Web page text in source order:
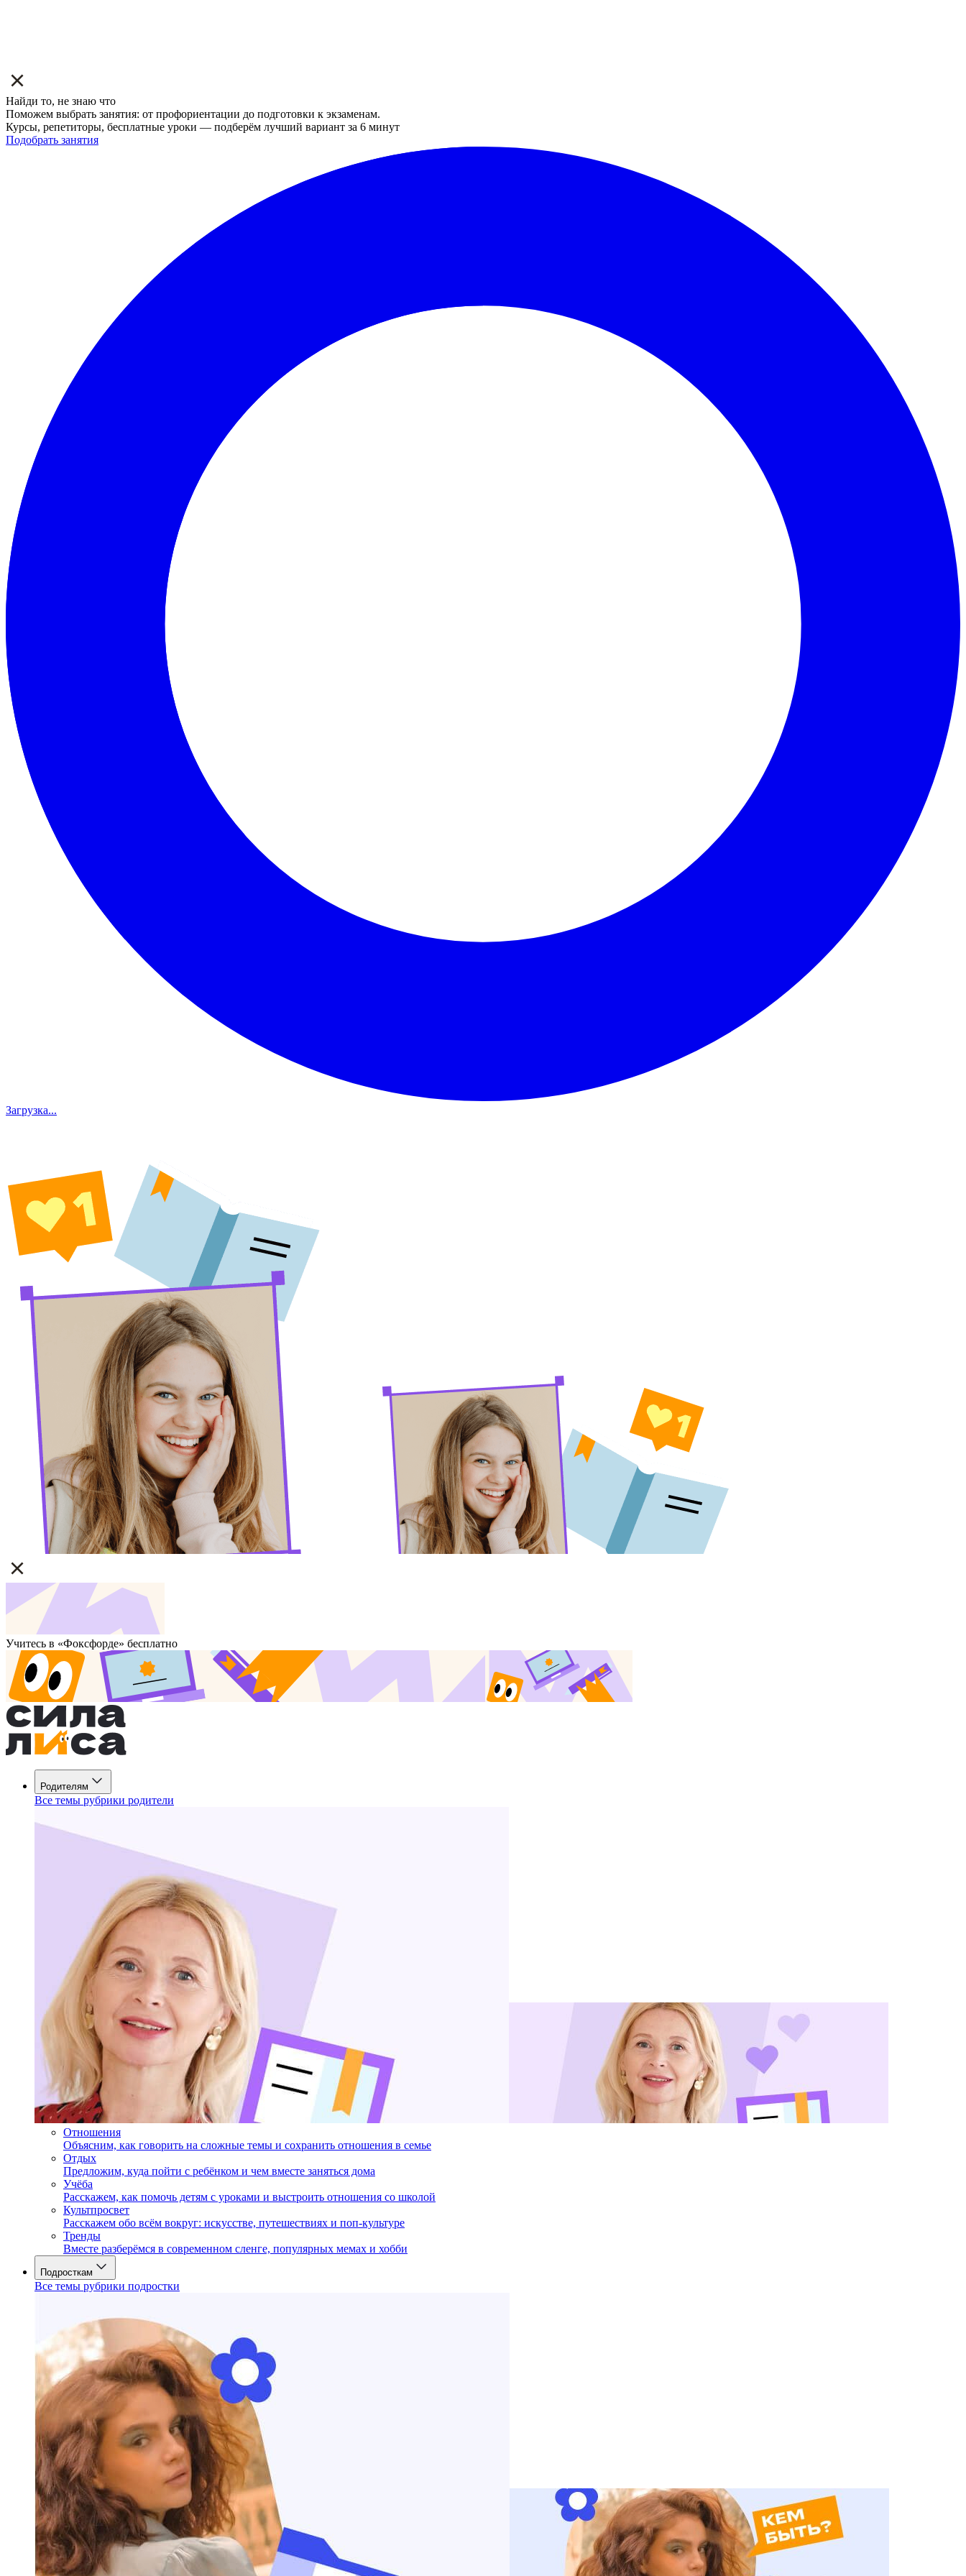
Найди то, не знаю что
Поможем выбрать занятия: от профориентации до подготовки к экзаменам.
Курсы, репетиторы, бесплатные уроки — подберём лучший вариант за 6 минут
Подобрать занятия
Загрузка...
Учитесь в «Фоксфорде» бесплатно
Родителям
Все темы рубрики родители
Отношения
Объясним, как говорить на сложные темы и сохранить отношения в семье
Отдых
Предложим, куда пойти с ребёнком и чем вместе заняться дома
Учёба
Расскажем, как помочь детям с уроками и выстроить отношения со школой
Культпросвет
Расскажем обо всём вокруг: искусстве, путешествиях и поп-культуре
Тренды
Вместе разберёмся в современном сленге, популярных мемах и хобби
Подросткам
Все темы рубрики подростки